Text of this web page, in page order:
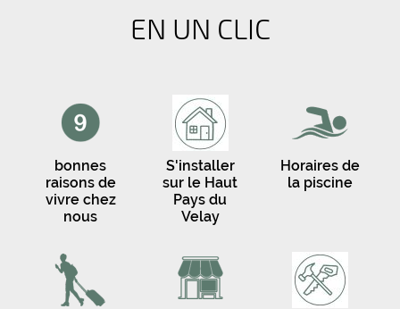
EN UN CLIC
bonnes
raisons de
vivre chez
nous
S'installer
sur le Haut
Pays du
Velay
Horaires de
la piscine